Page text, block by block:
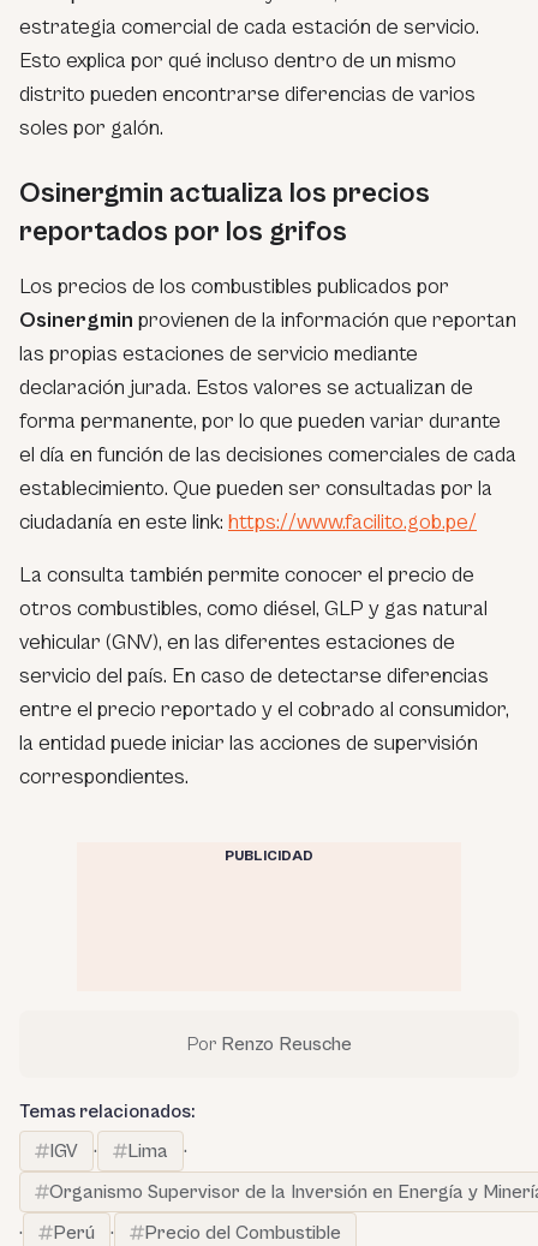
estrategia comercial de cada estación de servicio.
Esto explica por qué incluso dentro de un mismo
distrito pueden encontrarse diferencias de varios
soles por galón.
Osinergmin actualiza los precios
reportados por los grifos
Los precios de los combustibles publicados por
Osinergmin provienen de la información que reportan
las propias estaciones de servicio mediante
declaración jurada. Estos valores se actualizan de
forma permanente, por lo que pueden variar durante
el día en función de las decisiones comerciales de cada
establecimiento. Que pueden ser consultadas por la
ciudadanía en este link: https://www.facilito.gob.pe/
La consulta también permite conocer el precio de
otros combustibles, como diésel, GLP y gas natural
vehicular (GNV), en las diferentes estaciones de
servicio del país. En caso de detectarse diferencias
entre el precio reportado y el cobrado al consumidor,
la entidad puede iniciar las acciones de supervisión
correspondientes.
PUBLICIDAD
Por Renzo Reusche
Temas relacionados:
IGV
· Lima
·
Organismo Supervisor de la Inversión en Energía y
·
Perú · Precio del Combustible